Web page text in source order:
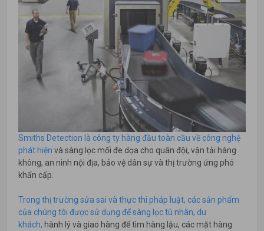
Smiths Detection là công ty hàng đầu toàn cầu về công nghệ
phát hiện và sàng lọc mối đe dọa cho quân đội, vận tải hàng
không, an ninh nội địa, bảo vệ dân sự và thị trường ứng phó
khẩn cấp.
Trong thị trường sửa sai và thực thi pháp luật, các sản phẩm
của chúng tôi được sử dụng để sàng lọc tù nhân, du
khách, hành lý và giao hàng để tìm hàng lậu, các mặt hàng